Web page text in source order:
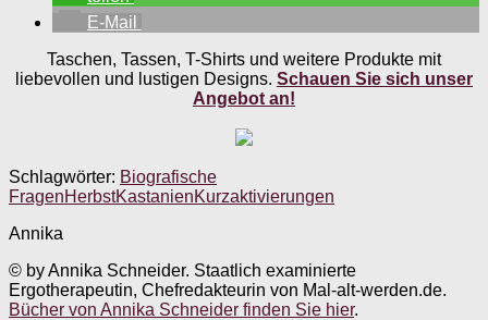
E-Mail
Taschen, Tassen, T-Shirts und weitere Produkte mit
liebevollen und lustigen Designs. Schauen Sie sich unser
Angebot an!
Schlagwörter: Biografische
FragenHerbstKastanienKurzaktivierungen
Annika
© by Annika Schneider. Staatlich examinierte
Ergotherapeutin, Chefredakteurin von Mal-alt-werden.de.
Bücher von Annika Schneider finden Sie hier.